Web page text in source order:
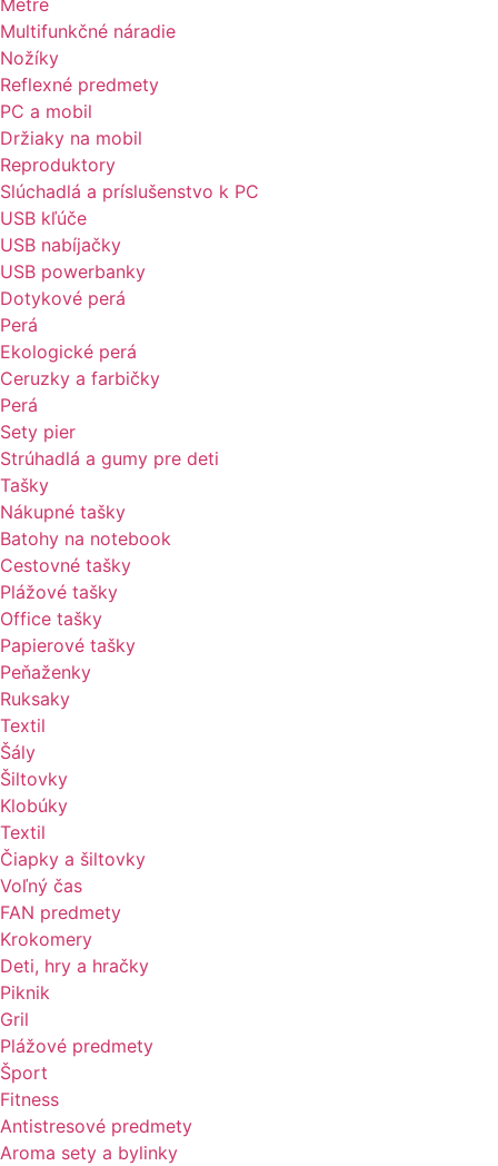
Metre
Multifunkčné náradie
Nožíky
Reflexné predmety
PC a mobil
Držiaky na mobil
Reproduktory
Slúchadlá a príslušenstvo k PC
USB kľúče
USB nabíjačky
USB powerbanky
Dotykové perá
Perá
Ekologické perá
Ceruzky a farbičky
Perá
Sety pier
Strúhadlá a gumy pre deti
Tašky
Nákupné tašky
Batohy na notebook
Cestovné tašky
Plážové tašky
Office tašky
Papierové tašky
Peňaženky
Ruksaky
Textil
Šály
Šiltovky
Klobúky
Textil
Čiapky a šiltovky
Voľný čas
FAN predmety
Krokomery
Deti, hry a hračky
Piknik
Gril
Plážové predmety
Šport
Fitness
Antistresové predmety
Aroma sety a bylinky